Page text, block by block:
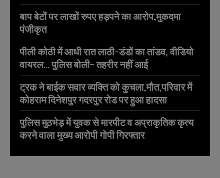
बाप बेटों पर लाखों रुपए हड़पने का आरोप,मुकदमा
पंजीकृत
पीली कोठी में आधी रात लाठी-डंडों का तांडव, वीडियो
वायरल… पुलिस बोली- तहरीर नहीं आई
ट्रक ने बाईक सवार व्यक्ति को कुचला,मौत,परिवार में
कोहराम दिनेशपुर गदरपुर रोड पर हुआ हादसा
पुलिस मुठभेड़ में युवक से मारपीट व अप्राकृतिक कृत्य
करने वाला मुख्य आरोपी गोपी गिरफ्तार